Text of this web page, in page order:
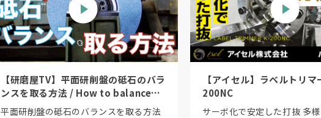
【研磨屋TV】平面研削盤の砥石のバラ
ンスを取る方法 / How to balance
the wheels on a surface grinder
平面研削盤の砥石のバランスを取る方法
【アイセル】ラベルトリ
200NC
サーボ化で安定した打抜 多